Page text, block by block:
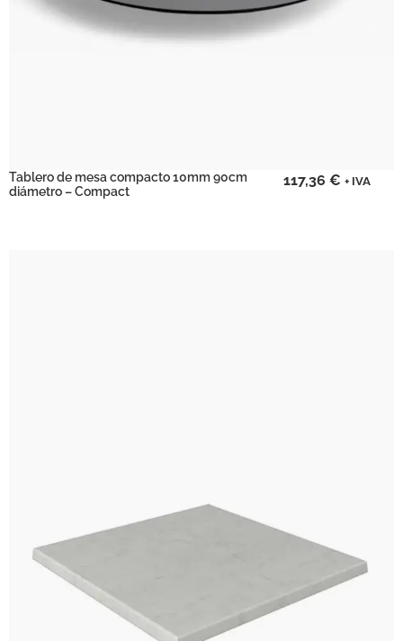
Tablero de mesa compacto 10mm 90cm
diámetro – Compact
117,36€ + IVA